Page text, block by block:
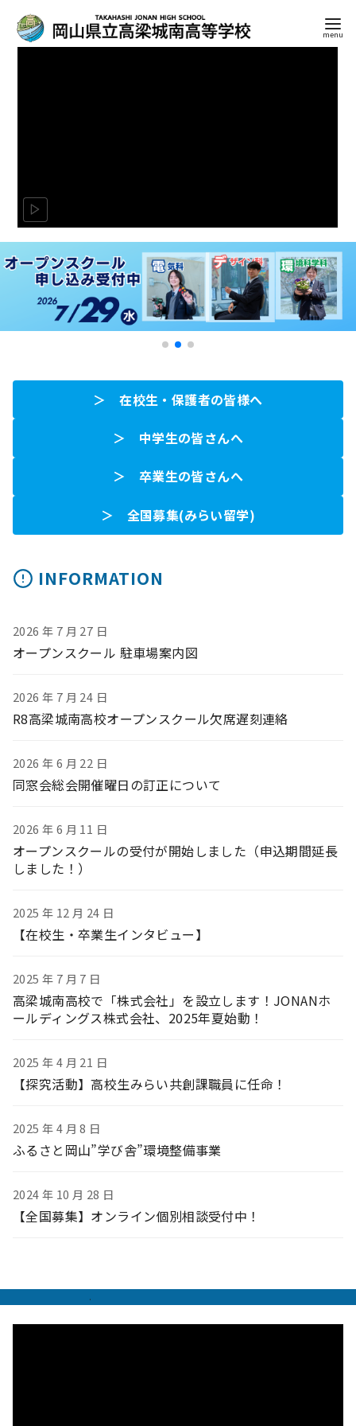
＞ 在校生・保護者の皆様へ
＞ 中学生の皆さんへ
＞ 卒業生の皆さんへ
＞ 全国募集(みらい留学)
INFORMATION
2026 年 7 月 27 日
オープンスクール 駐車場案内図
2026 年 7 月 24 日
R8高梁城南高校オープンスクール欠席遅刻連絡
2026 年 6 月 22 日
同窓会総会開催曜日の訂正について
2026 年 6 月 11 日
オープンスクールの受付が開始しました（申込期間延長
しました！）
2025 年 12 月 24 日
【在校生・卒業生インタビュー】
2025 年 7 月 7 日
高梁城南高校で「株式会社」を設立します！JONANホ
ールディングス株式会社、2025年夏始動！
2025 年 4 月 21 日
【探究活動】高校生みらい共創課職員に任命！
2025 年 4 月 8 日
ふるさと岡山”学び舎”環境整備事業
2024 年 10 月 28 日
【全国募集】オンライン個別相談受付中！
.